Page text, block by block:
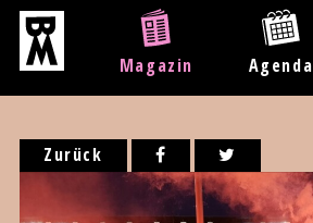
Magazin Agenda
Zurück